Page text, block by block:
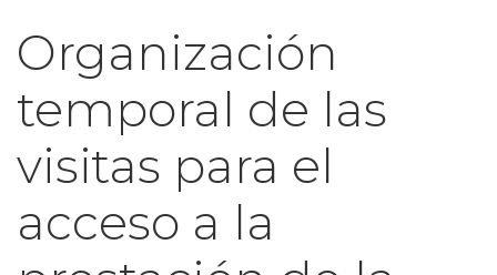
Organización
temporal de las
visitas para el
acceso a la